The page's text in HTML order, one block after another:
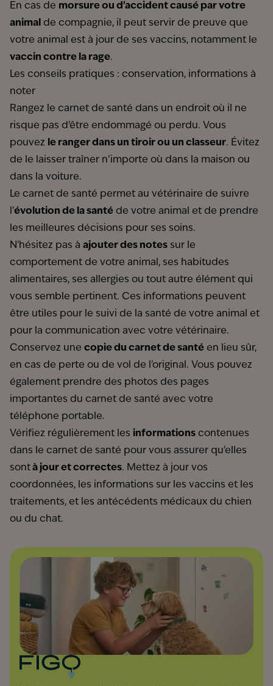
En cas de morsure ou d'accident causé par votre
animal de compagnie, il peut servir de preuve que
votre animal est à jour de ses vaccins, notamment le
vaccin contre la rage.
Les conseils pratiques : conservation, informations à
noter
Rangez le carnet de santé dans un endroit où il ne
risque pas d'être endommagé ou perdu. Vous
pouvez le ranger dans un tiroir ou un classeur. Évitez
de le laisser traîner n’importe où dans la maison ou
dans la voiture.
Le carnet de santé permet au vétérinaire de suivre
l'évolution de la santé de votre animal et de prendre
les meilleures décisions pour ses soins.
N'hésitez pas à ajouter des notes sur le
comportement de votre animal, ses habitudes
alimentaires, ses allergies ou tout autre élément qui
vous semble pertinent. Ces informations peuvent
être utiles pour le suivi de la santé de votre animal et
pour la communication avec votre vétérinaire.
Conservez une copie du carnet de santé en lieu sûr,
en cas de perte ou de vol de l'original. Vous pouvez
également prendre des photos des pages
importantes du carnet de santé avec votre
téléphone portable.
Vérifiez régulièrement les informations contenues
dans le carnet de santé pour vous assurer qu'elles
sontà jour et correctes. Mettez à jour vos
coordonnées, les informations sur les vaccins et les
traitements, et les antécédents médicaux du chien
ou du chat.